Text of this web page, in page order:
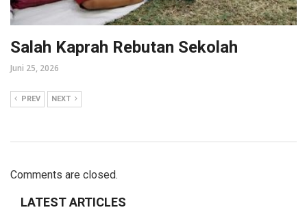
Salah Kaprah Rebutan Sekolah
Juni 25, 2026
PREV NEXT
Comments are closed.
LATEST ARTICLES